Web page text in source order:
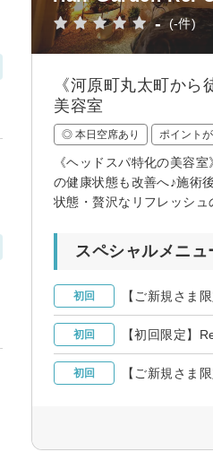
- (-件)
《河原町丸太町か
美容室
◎ 本日空席あり ポイント
《ヘッドスパ特化の美容
の健康状態も改善へ♪施術
状態・贅沢なリフレッシュ
スペシャルメニュ
初回 【ご新規さま
初回 【初回限定】
初回 【ご新規さま